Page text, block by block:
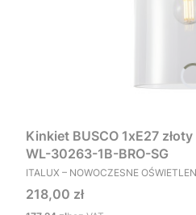
Kinkiet BUSCO 1xE27
WL-30263-1B-BRO-SG
PRODUCENT
ITALUX – NOWOCZESNE
Cena
218,00 zł